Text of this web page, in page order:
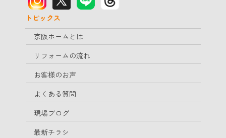
トピックス
京阪ホームとは
リフォームの流れ
お客様のお声
よくある質問
現場ブログ
最新チラシ